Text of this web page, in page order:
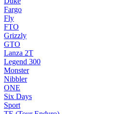
Fargo
Fly
FTO
Grizzly
GTO
Lanza 2T
Legend 300
Monster
Nibbler
ONE
Six Days
Sport